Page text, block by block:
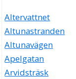
Altervattnet
Altunastranden
Altunavägen
Apelgatan
Arvidsträsk